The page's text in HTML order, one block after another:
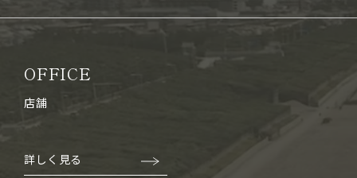
OFFICE
店舗
詳しく見る